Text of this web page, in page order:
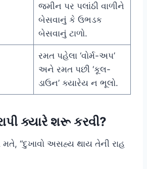
જમીન પર પલાંઠી વાળીને
બેસવાનું કે ઉભડક
બેસવાનું ટાળો.
રમત પહેલા ‘વોર્મ-અપ’
અને રમત પછી ‘કૂલ-
ડાઉન’ ક્યારેય ન ભૂલો.
ક્યારે શરૂ કરવી?
મતે, “દુખાવો અસહ્ય થાય તેની રાહ